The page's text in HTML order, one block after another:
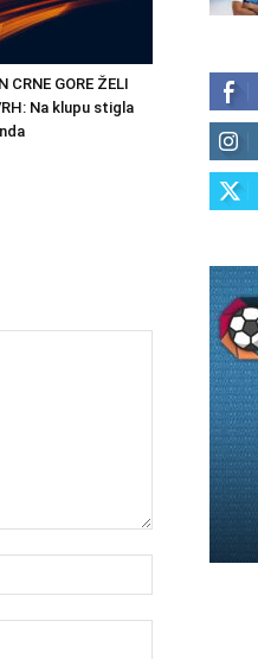
CRNE GORE ŽELI
Na klupu stigla